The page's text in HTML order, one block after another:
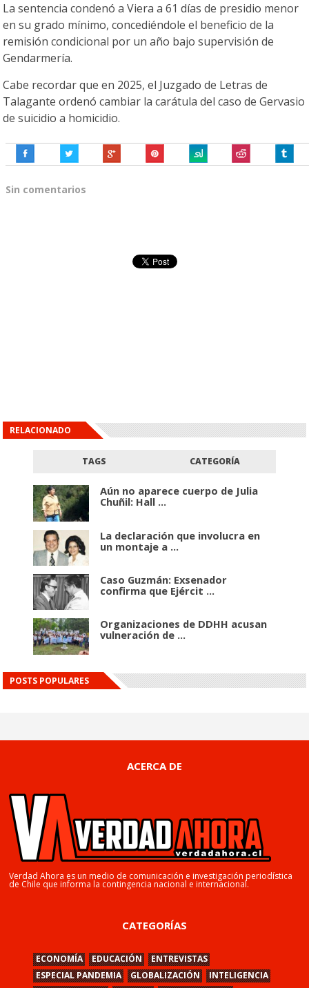
La sentencia condenó a Viera a 61 días de presidio menor
en su grado mínimo, concediéndole el beneficio de la
remisión condicional por un año bajo supervisión de
Gendarmería.
Cabe recordar que en 2025, el Juzgado de Letras de
Talagante ordenó cambiar la carátula del caso de Gervasio
de suicidio a homicidio.
Sin comentarios
RELACIONADO
TAGS CATEGORÍA
Aún no aparece cuerpo de Julia
Chuñil: Hall ...
La declaración que involucra en
un montaje a ...
Caso Guzmán: Exsenador
confirma que Ejércit ...
Organizaciones de DDHH acusan
vulneración de ...
POSTS POPULARES
ACERCA DE
Verdad Ahora es un medio de comunicación e investigación periodística
de Chile que informa la contingencia nacional e internacional.
CATEGORÍAS
ECONOMÍA EDUCACIÓN
ENTREVISTAS
ESPECIAL PANDEMIA
GLOBALIZACIÓN
INTELIGENCIA